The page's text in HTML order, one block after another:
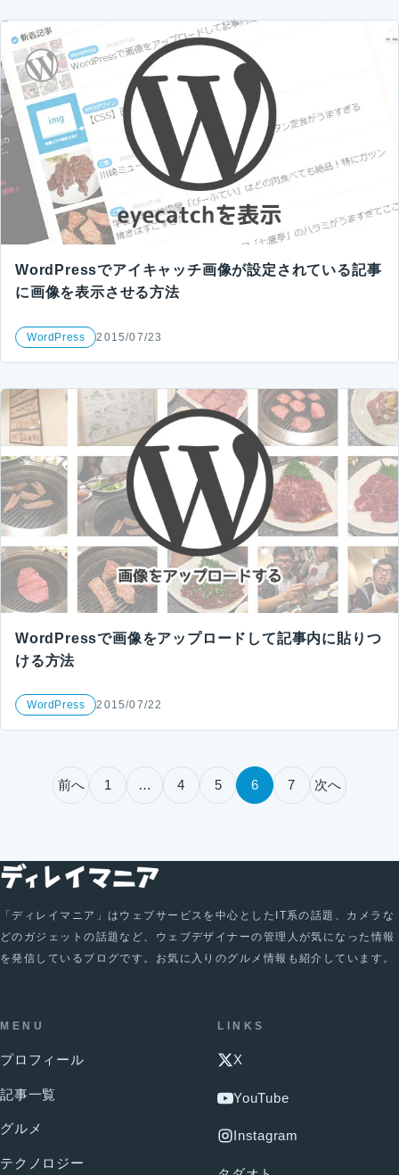
WordPressでアイキャッチ画像が設定されている記事
に画像を表示させる方法
WordPress 2015/07/23
WordPressで画像をアップロードして記事内に貼りつ
ける方法
WordPress 2015/07/22
投稿のページ送り
前へ 1 … 4 5 6 7 次へ
「ディレイマニア」はウェブサービスを中心としたIT系の話題、カメラな
どのガジェットの話題など、ウェブデザイナーの管理人が気になった情報
を発信しているブログです。お気に入りのグルメ情報も紹介しています。
MENU
プロフィール
記事一覧
グルメ
テクノロジー
LINKS
X
YouTube
Instagram